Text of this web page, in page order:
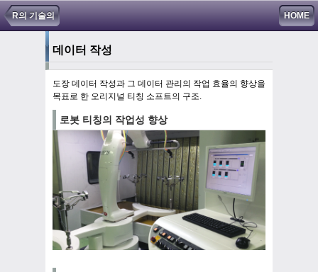
HOME
R의 기술의
데이터 작성
도장 데이터 작성과 그 데이터 관리의 작업 효율의 향상을
목표로 한 오리지널 티칭 소프트의 구조.
로봇 티칭의 작업성 향상